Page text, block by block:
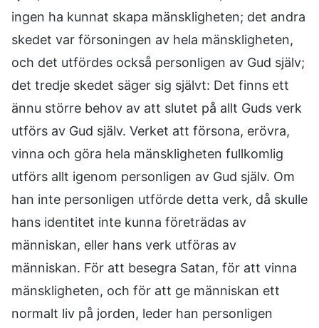
ingen ha kunnat skapa mänskligheten; det andra
skedet var försoningen av hela mänskligheten,
och det utfördes också personligen av Gud själv;
det tredje skedet säger sig självt: Det finns ett
ännu större behov av att slutet på allt Guds verk
utförs av Gud själv. Verket att försona, erövra,
vinna och göra hela mänskligheten fullkomlig
utförs allt igenom personligen av Gud själv. Om
han inte personligen utförde detta verk, då skulle
hans identitet inte kunna företrädas av
människan, eller hans verk utföras av
människan. För att besegra Satan, för att vinna
mänskligheten, och för att ge människan ett
normalt liv på jorden, leder han personligen